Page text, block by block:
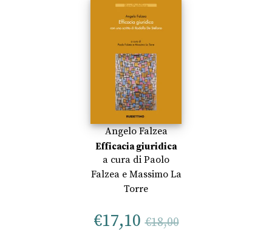
Angelo Falzea
Efficacia giuridica
a cura di Paolo
Falzeae Massimo La
Torre
€17,10 €18,00